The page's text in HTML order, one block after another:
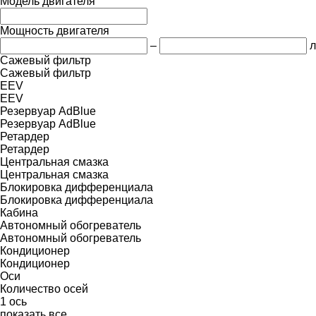
Мощность двигателя
–
Сажевый фильтр
Сажевый фильтр
EEV
EEV
Резервуар AdBlue
Резервуар AdBlue
Ретардер
Ретардер
Центральная смазка
Центральная смазка
Блокировка дифференциала
Блокировка дифференциала
Кабина
Автономный обогреватель
Автономный обогреватель
Кондиционер
Кондиционер
Оси
Количество осей
1 ось